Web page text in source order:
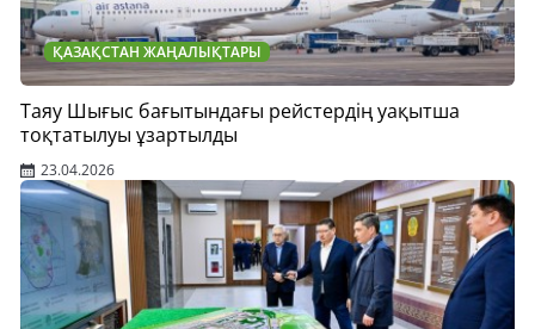
ҚАЗАҚСТАН ЖАҢАЛЫҚТАРЫ
Таяу Шығыс бағытындағы рейстердің уақытша
тоқтатылуы ұзартылды
23.04.2026